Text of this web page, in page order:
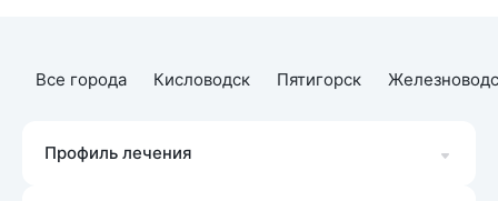
Все города Кисловодск Пятигорск
Профиль лечения